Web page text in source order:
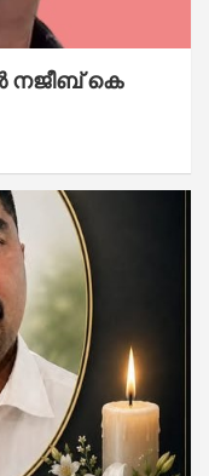
നജീബ് കെ